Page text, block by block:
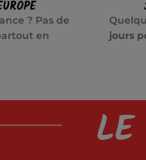
? Pas de
en
jours